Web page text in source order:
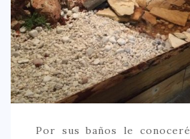
CREATIVA
DULCE
FUSIÓN
INDIA
LATINA
Por sus baños le